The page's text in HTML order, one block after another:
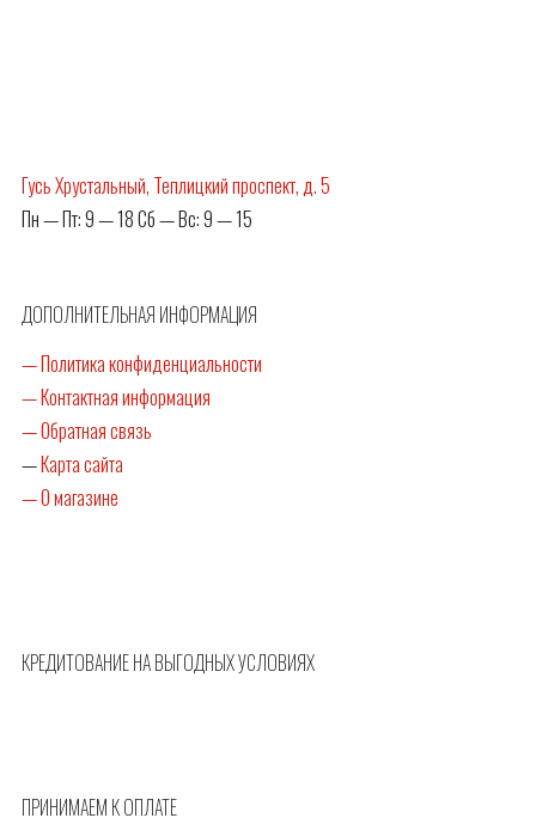
Гусь Хрустальный, Теплицкий проспект, д. 5
Пн — Пт: 9 — 18 Сб — Вс: 9 — 15
ДОПОЛНИТЕЛЬНАЯ ИНФОРМАЦИЯ
— Политика конфиденциальности
— Контактная информация
— Обратная связь
—Карта сайта
— О магазине
КРЕДИТОВАНИЕ НА ВЫГОДНЫХ УСЛОВИЯХ
ПРИНИМАЕМ К ОПЛАТЕ